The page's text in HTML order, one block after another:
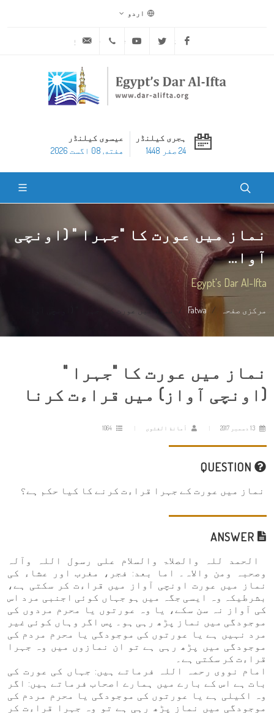
اردو
Facebook
Twitter
Youtube
ہجری کیلنڈر
24 صفر 1448
عیسوی کیلنڈر
هفته, 08 اگست 2026
نماز میں عورت کا "جہرا " (اونچی
آوا...
Egypt's Dar Al-Ifta
مرکزی صفحہ Fatwa نماز میں عورت کا "جہرا " (اونچی آوا...
نماز میں عورت کا "جہرا "
(اونچی آواز) میں قراءت کرنا
أمانة الفتوى
نماز میں عورت کے جہرا قراءت کرنے کا کیا حکم ہے؟
الحمد للہ والصلاۃ والسلام علی رسول اللہ وآلہ
وصحبہ ومن والاہ۔ اما بعد: فجر، مغرب اور عشاء کی
نماز میں عورت اونچی آواز میں قراءت کر سکتی ہے،
بشرطیکہ وہ ایسی جگہ میں ہو جہاں کوئی اجنبی مرد اس
کی آواز نہ سن سکے، یا وہ عورتوں یا محرم مردوں کی
موجودگی میں نماز پڑھ رہی ہو۔ پس اگر وہاں کوئی غیر
مرد نہیں ہے یا عورتوں کی موجودگی یا محرم مردم کی
موجودگی میں پڑھ رہی ہے تو ان نمازوں میں وہ جہرا
قراءت کر سکتی ہے۔
امام نووی رحمہ اللہ فرماتے ہیں: جہاں کی عورت کی
بات ہے اس کے بارے میں ہمارے اصحاب فرماتے ہیں: اگر
وہ اکیلی ہے یا عورتوں کی موجودگی یا محرم مردم کی
موجودگی میں نماز پڑھ رہی ہے تو وہ جہرا قراءت کر